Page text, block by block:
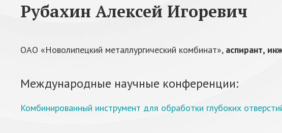
Рубахин Алексей Игоревич
ОАО «Новолипецкий металлургический комбинат», аспирант,
Международные научные конференции:
Комбинированный инструмент для обработки глубоких